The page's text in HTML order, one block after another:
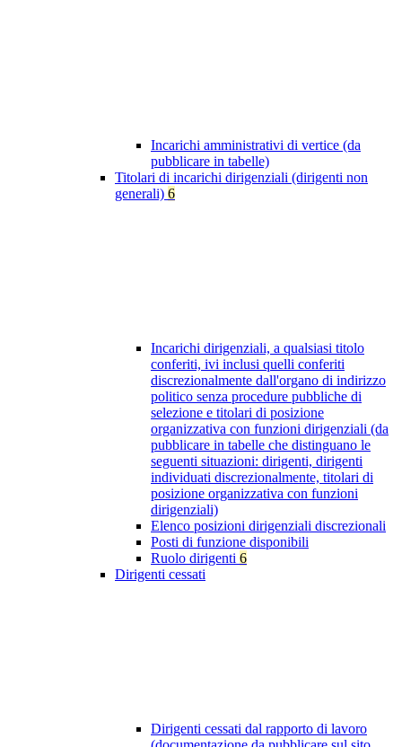
Incarichi amministrativi di vertice (da
pubblicare in tabelle)
Titolari di incarichi dirigenziali (dirigenti non
generali) 6
Incarichi dirigenziali, a qualsiasi titolo
conferiti, ivi inclusi quelli conferiti
discrezionalmente dall'organo di indirizzo
politico senza procedure pubbliche di
selezione e titolari di posizione
organizzativa con funzioni dirigenziali (da
pubblicare in tabelle che distinguano le
seguenti situazioni: dirigenti, dirigenti
individuati discrezionalmente, titolari di
posizione organizzativa con funzioni
dirigenziali)
Elenco posizioni dirigenziali discrezionali
Posti di funzione disponibili
Ruolo dirigenti 6
Dirigenti cessati
Dirigenti cessati dal rapporto di lavoro